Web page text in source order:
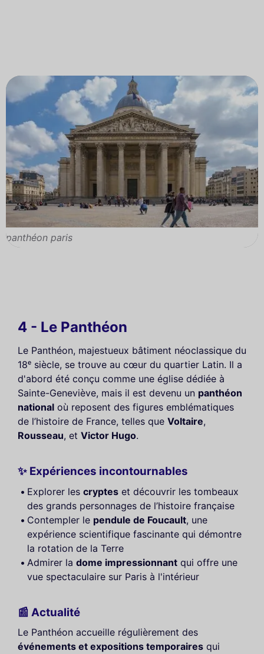
panthéon paris
4 - Le Panthéon
Le Panthéon, majestueux bâtiment néoclassique du
18ᵉ siècle, se trouve au cœur du quartier Latin. Il a
d'abord été conçu comme une église dédiée à
Sainte-Geneviève, mais il est devenu un panthéon
national où reposent des figures emblématiques
de l’histoire de France, telles que Voltaire,
Rousseau, et Victor Hugo.
✨ Expériences incontournables
Explorer les cryptes et découvrir les tombeaux
des grands personnages de l’histoire française
Contempler le pendule de Foucault, une
expérience scientifique fascinante qui démontre
la rotation de la Terre
Admirer la dome impressionnant qui offre une
vue spectaculaire sur Paris à l'intérieur
📰 Actualité
Le Panthéon accueille régulièrement des
événements et expositions temporaires qui